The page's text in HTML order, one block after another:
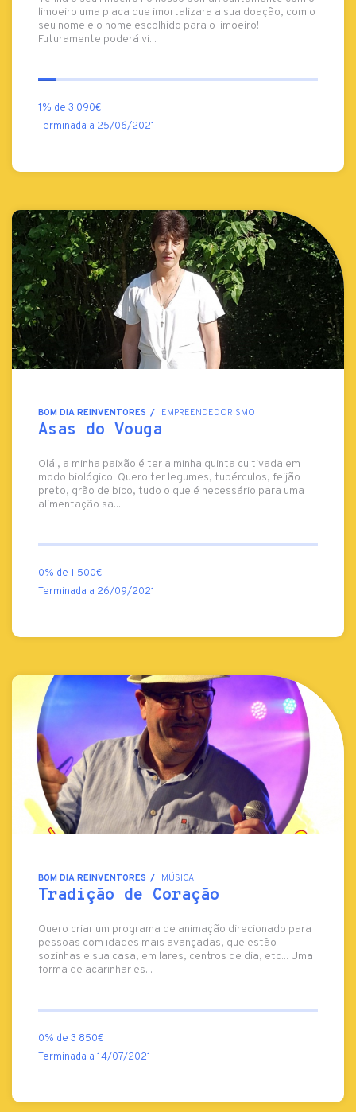
limoeiro uma placa que imortalizara a sua doação, com o
seu nome e o nome escolhido para o limoeiro!
Futuramente poderá vi...
1% de 3 090€
Terminada a 25/06/2021
BOM DIA REINVENTORES EMPREENDEDORISMO
Asas do Vouga
Olá , a minha paixão é ter a minha quinta cultivada em
modo biológico. Quero ter legumes, tubérculos, feijão
preto, grão de bico, tudo o que é necessário para uma
alimentação sa...
0% de 1 500€
Terminada a 26/09/2021
BOM DIA REINVENTORES MÚSICA
Tradição de Coração
Quero criar um programa de animação direcionado para
pessoas com idades mais avançadas, que estão
sozinhas e sua casa, em lares, centros de dia, etc... Uma
forma de acarinhar es...
0% de 3 850€
Terminada a 14/07/2021